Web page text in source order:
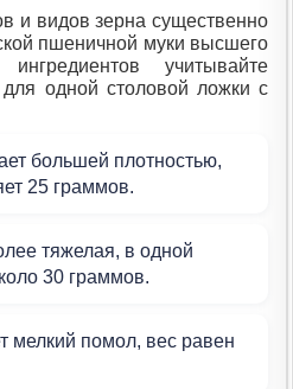
и видов зерна существенно
пшеничной муки высшего
учитывайте
одной столовой ложки с
большей плотностью,
25 граммов.
тяжелая, в одной
30 граммов.
мелкий помол, вес равен